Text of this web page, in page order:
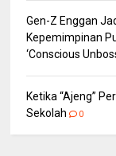
Gen-Z Enggan
Kepemimpinan
‘Conscious
Ketika “Ajeng”
Sekolah
0